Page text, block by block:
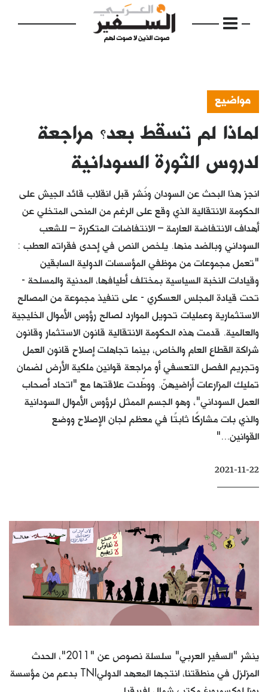
الرئيسية
فكرة
دفاتر
بالصورة
كتّابنا
الأرشيف
مواضيع
لماذا لم تسقط بعد؟ مراجعة
لدروس الثورة السودانية
انجز هذا البحث عن السودان ونُشر قبل انقلاب قائد الجيش على
الحكومة الانتقالية الذي وقع على الرغم من المنحى المتخلي عن
أهداف الانتفاضة العارمة – الانتفاضات المتكررة – للشعب
السوداني وبالضد منها. يلخص النص في إحدى فقراته العطب :
"تعمل مجموعات من موظفي المؤسسات الدولية السابقين
وقيادات النخبة السياسية بمختلف أطيافها، المدنية والمسلحة -
تحت قيادة المجلس العسكري - على تنفيذ مجموعة من المصالح
الاستثمارية وعمليات تحويل الموارد لصالح رؤوس الأموال الخليجية
والعالمية. قدمت هذه الحكومة الانتقالية قانون الاستثمار وقانون
شراكة القطاع العام والخاص، بينما تجاهلت إصلاح قانون العمل
وتجريم الفصل التعسفي أو مراجعة قوانين ملكية الأرض لضمان
تمليك المزارعات أراضيهنّ. ووطّدت علاقتها مع "اتحاد أصحاب
العمل السوداني"، وهو الجسم الممثل لرؤوس الأموال السودانية
والذي بات مشاركًا ثابتًا في معظم لجان الإصلاح ووضع
القوانين..."
2021-11-22
ينشر "السفير العربي" سلسلة نصوص عن "2011"، الحدث
المزلزل في منطقتنا، انتجها المعهد الدوليTNI بدعم من مؤسسة